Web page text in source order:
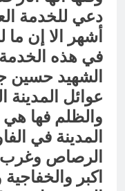
دعي للخدمة
أشهر الا إن
في هذه الخدمة
الشهيد
عوائل المدينة
والظلم فها
المدينة في
الرصاص وغرب
اكبر